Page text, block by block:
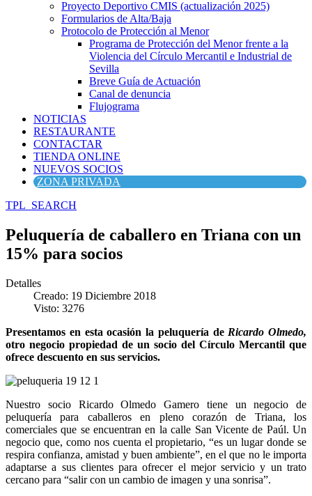
Proyecto Deportivo CMIS (actualización 2025)
Formularios de Alta/Baja
Protocolo de Protección al Menor
Programa de Protección del Menor frente a la
Violencia del Círculo Mercantil e Industrial de
Sevilla
Breve Guía de Actuación
Canal de denuncia
Flujograma
NOTICIAS
RESTAURANTE
CONTACTAR
TIENDA ONLINE
NUEVOS SOCIOS
ZONA PRIVADA
TPL_SEARCH
Peluquería de caballero en Triana con un
15% para socios
Detalles
Creado: 19 Diciembre 2018
Visto: 3276
Presentamos en esta ocasión la peluquería de Ricardo Olmedo,
otro negocio propiedad de un socio del Círculo Mercantil que
ofrece descuento en sus servicios.
Nuestro socio Ricardo Olmedo Gamero tiene un negocio de
peluquería para caballeros en pleno corazón de Triana, los
comerciales que se encuentran en la calle San Vicente de Paúl. Un
negocio que, como nos cuenta el propietario, “es un lugar donde se
respira confianza, amistad y buen ambiente”, en el que no le importa
adaptarse a sus clientes para ofrecer el mejor servicio y un trato
cercano para “salir con un cambio de imagen y una sonrisa”.